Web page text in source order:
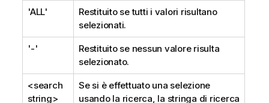
'ALL'
Restituito se tutti i valori risultano
selezionati.
'-'
Restituito se nessun valore risulta
selezionato.
<search
string>
Se si è effettuato una selezione
usando la ricerca, la stringa di ricerca